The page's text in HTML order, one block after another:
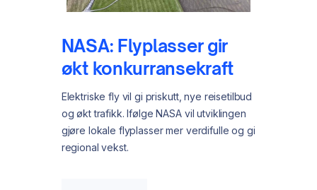
NASA: Flyplasser gir
økt konkurransekraft
Elektriske fly vil gi priskutt, nye reisetilbud
og økt trafikk. Ifølge NASA vil utviklingen
gjøre lokale flyplasser mer verdifulle og gi
regional vekst.